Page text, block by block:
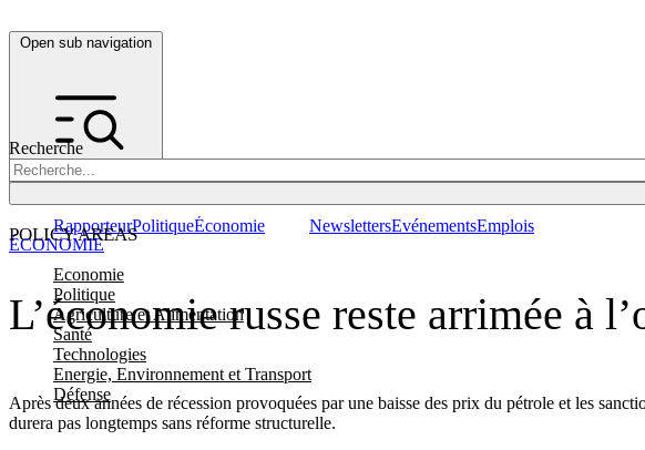
Open sub navigation
Recherche
POLICY AREAS
Economie
Politique
Agriculture et Alimentation
Santé
Technologies
Energie, Environnement et Transport
Défense
RapporteurPolitiqueÉconomie NewslettersEvénementsEmplois
L’économie russe reste arrimée à
Après deux années de récession provoquées par une baisse des prix du pétrole et les
durera pas longtemps sans réforme structurelle.
ÉCONOMIE